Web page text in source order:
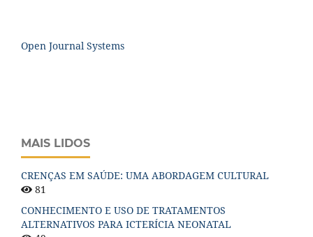
Open Journal Systems
MAIS LIDOS
CRENÇAS EM SAÚDE: UMA ABORDAGEM CULTURAL
81
CONHECIMENTO E USO DE TRATAMENTOS
ALTERNATIVOS PARA ICTERÍCIA NEONATAL